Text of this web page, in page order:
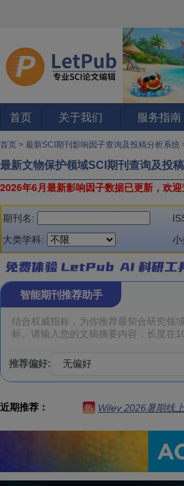
首页 关于我们 服务指南
首页 > 最新SCI期刊影响因子查询及投稿分析系统
最新文物保护领域SCI期刊查询及投
2026年6月最新影响因子数据已更新，欢迎
期刊名:
大类学科:
小
智能期刊推荐助手
推荐偏好:
近期推荐： 热 Wiley 2026暑期线